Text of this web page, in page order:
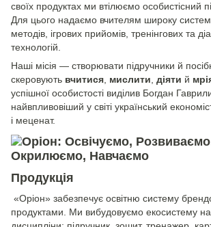
своїх продуктах ми втілюємо особистісний
Для цього надаємо вчителям широку
методів, ігрових прийомів, тренінгових та
технологій.
Наші місія — створювати підручники й
скеровують вчитися мислити діяти й
успішної особистості виділив Богдан
найвпливовіший у світі український
і меценат.
Продукція
«Оріон» забезпечує освітню систему
продуктами. Ми вибудовуємо екосистему